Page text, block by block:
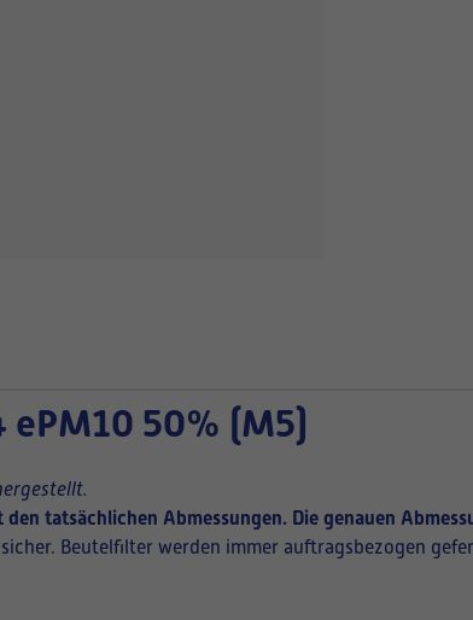
50% (M5)
tatsächlichen Abmessungen. Die genauen
Beutelfilter werden immer auftragsbezogen